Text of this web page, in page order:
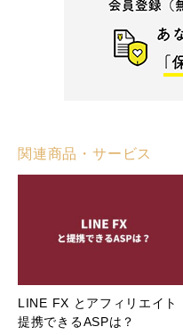
関連商品・サービス
LINE FX とアフィリエイト
提携できるASPは？